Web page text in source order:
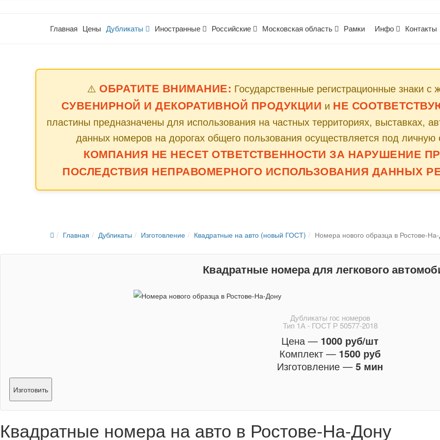
Главная Цены Дубликаты Иностранные Российские Московская область Рамки Инфо Контакты
⚠️ ОБРАТИТЕ ВНИМАНИЕ: Государственные регистрационные знаки
СУВЕНИРНОЙ И ДЕКОРАТИВНОЙ ПРОДУКЦИИ и НЕ
пластины предназначены для использования на частных территориях, выставках,
данных номеров на дорогах общего пользования осуществляется под личную
КОМПАНИЯ НЕ НЕСЕТ ОТВЕТСТВЕННОСТИ ЗА НАРУШЕНИЕ
ПОСЛЕДСТВИЯ НЕПРАВОМЕРНОГО ИСПОЛЬЗОВАНИЯ ДАННЫХ
Главная Дубликаты Изготовление Квадратные на авто (новый ГОСТ) Номера нового образца в Ростове-
Квадратные номера для легкового
Дубликаты гос номеров
Тип 1А - ГОСТ Р 50577-2018
Цена — 1000 руб/шт
Комплект — 1500 руб
Изготовление — 5 мин
Изготовить
Квадратные номера на авто в Ростове-На-Дону